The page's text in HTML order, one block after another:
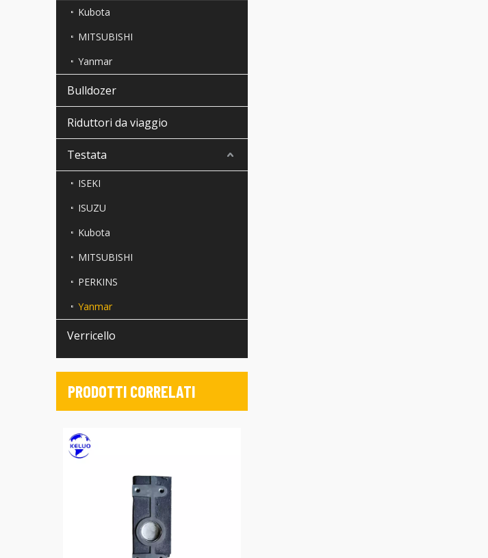
Kubota
MITSUBISHI
Yanmar
Bulldozer
Riduttori da viaggio
Testata
ISEKI
ISUZU
Kubota
MITSUBISHI
PERKINS
Yanmar
Verricello
PRODOTTI CORRELATI